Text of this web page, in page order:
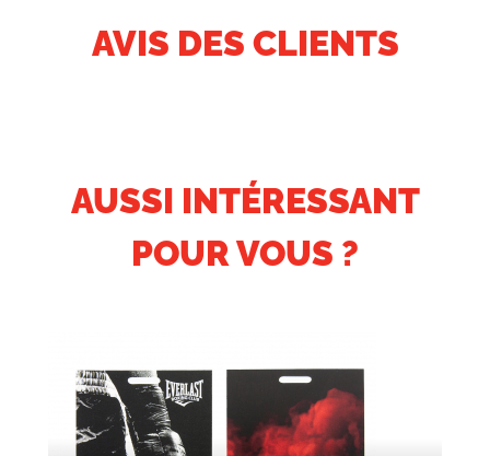
AVIS DES CLIENTS
AUSSI INTÉRESSANT
POUR VOUS ?